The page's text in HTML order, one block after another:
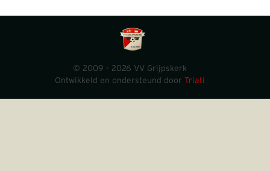
© 2009 - 2026 VV Grijpskerk
Ontwikkeld en ondersteund door Triati